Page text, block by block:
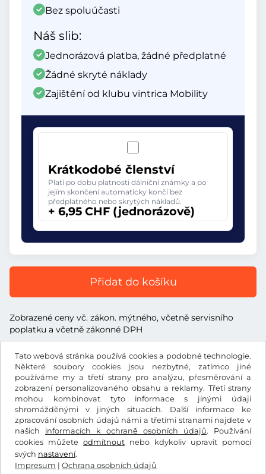
Tato webová stránka používá cookies a podobné technologie.
Některé soubory cookies jsou nezbytné, zatímco jiné
používáme my a třetí strany pro analýzu, přesměrování a
zobrazení personalizovaného obsahu a reklamy. Třetí strany
mohou kombinovat tyto informace s jinými údaji
shromážděnými v jiných situacích. Další informace ke
zpracování osobních údajů námi a třetími stranami najdete v
našich informacích k ochraně osobních údajů. Používání
cookies můžete odmítnout nebo kdykoliv upravit pomocí
svých nastavení.
Impresum | Ochrana osobních údajů
Bez spoluúčasti
Náš slib:
Jednorázová platba, žádné předplatné
Žádné skryté náklady
Zajištění od klubu vintrica Mobility
Krátkodobé členství
Platí po dobu platnosti dálniční známky a po
jejím skončení automaticky končí bez
předplatného nebo skrytých nákladů.
+ 6,95 CHF (jednorázově)
Přidat do košíku
Zobrazené ceny vč. zákon. mýtného, včetně servisního
poplatku a včetně zákonné DPH
CHF
Facebook Instagram
Všeobecné obchodní podmínky / Právo na odstoupení od
smlouvy